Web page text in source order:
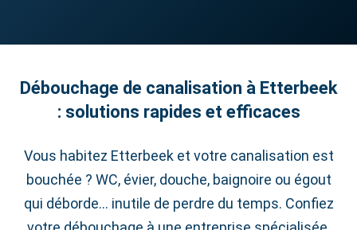
Débouchage de canalisation à Etterbeek
: solutions rapides et efficaces
Vous habitez Etterbeek et votre canalisation est
bouchée ? WC, évier, douche, baignoire ou égout
qui déborde… inutile de perdre du temps. Confiez